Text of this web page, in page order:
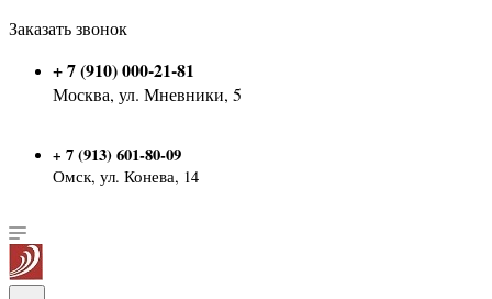
Заказать звонок
+ 7 (910) 000-21-81
Москва, ул. Мневники, 5
+ 7 (913) 601-80-09
Омск, ул. Конева, 14